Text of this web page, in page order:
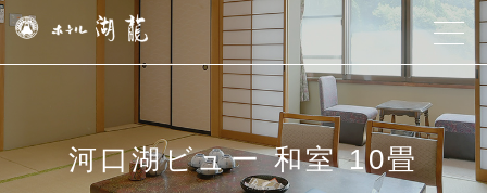
河口湖ビュー 和室 10畳